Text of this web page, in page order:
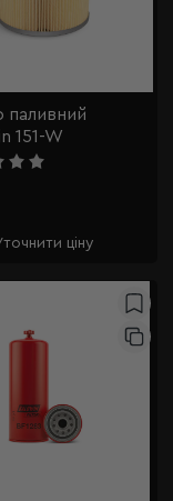
паливний
151-W
ціну